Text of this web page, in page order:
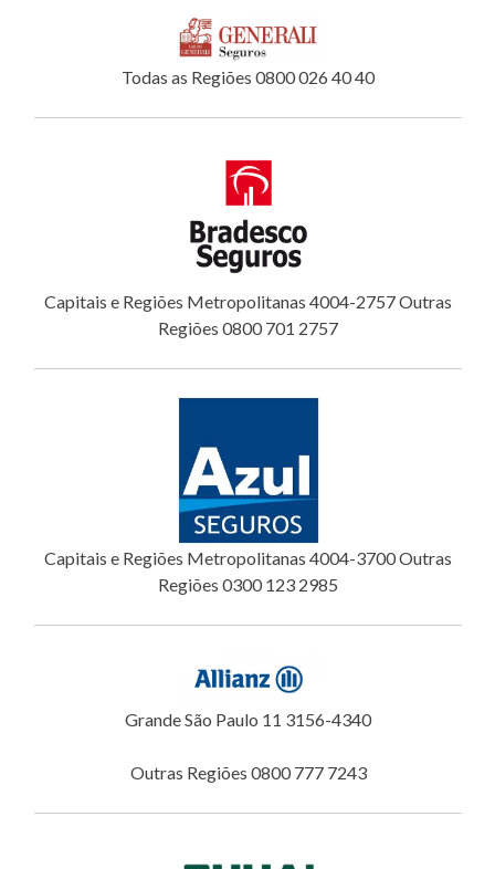
Todas as Regiões 0800 026 40 40
Capitais e Regiões Metropolitanas 4004-2757 Outras
Regiões 0800 701 2757
Capitais e Regiões Metropolitanas 4004-3700 Outras
Regiões 0300 123 2985
Grande São Paulo 11 3156-4340
Outras Regiões 0800 777 7243